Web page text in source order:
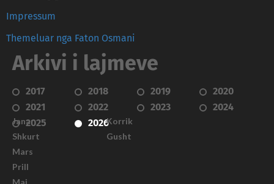
Impressum
Themeluar nga Faton Osmani
Arkivi i lajmeve
2017 2018 2019
2020
2021
2022 2023
2024
2025
2026
Janar
Shkurt
Mars
Prill
Maj
Korrik
Gusht